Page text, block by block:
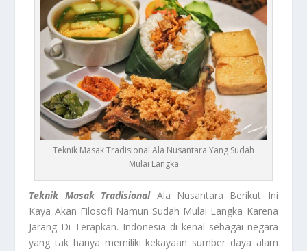
Teknik Masak Tradisional Ala Nusantara Yang Sudah
Mulai Langka
Teknik Masak TradisionalAla Nusantara Berikut Ini
Kaya Akan Filosofi Namun Sudah Mulai Langka Karena
Jarang Di Terapkan. Indonesia di kenal sebagai negara
yang tak hanya memiliki kekayaan sumber daya alam